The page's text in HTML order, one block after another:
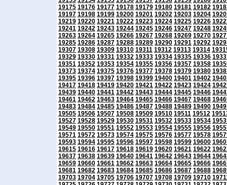
19175 19176 19177 19178 19179 19180 19181 19182
19197 19198 19199 19200 19201 19202 19203 19204
19219 19220 19221 19222 19223 19224 19225 19226
19241 19242 19243 19244 19245 19246 19247 19248
19263 19264 19265 19266 19267 19268 19269 19270
19285 19286 19287 19288 19289 19290 19291 19292
19307 19308 19309 19310 19311 19312 19313 19314
19329 19330 19331 19332 19333 19334 19335 19336
19351 19352 19353 19354 19355 19356 19357 19358
19373 19374 19375 19376 19377 19378 19379 19380
19395 19396 19397 19398 19399 19400 19401 19402
19417 19418 19419 19420 19421 19422 19423 19424
19439 19440 19441 19442 19443 19444 19445 19446
19461 19462 19463 19464 19465 19466 19467 19468
19483 19484 19485 19486 19487 19488 19489 19490
19505 19506 19507 19508 19509 19510 19511 19512
19527 19528 19529 19530 19531 19532 19533 19534
19549 19550 19551 19552 19553 19554 19555 19556
19571 19572 19573 19574 19575 19576 19577 19578
19593 19594 19595 19596 19597 19598 19599 19600
19615 19616 19617 19618 19619 19620 19621 19622
19637 19638 19639 19640 19641 19642 19643 19644
19659 19660 19661 19662 19663 19664 19665 19666
19681 19682 19683 19684 19685 19686 19687 19688
19703 19704 19705 19706 19707 19708 19709 19710